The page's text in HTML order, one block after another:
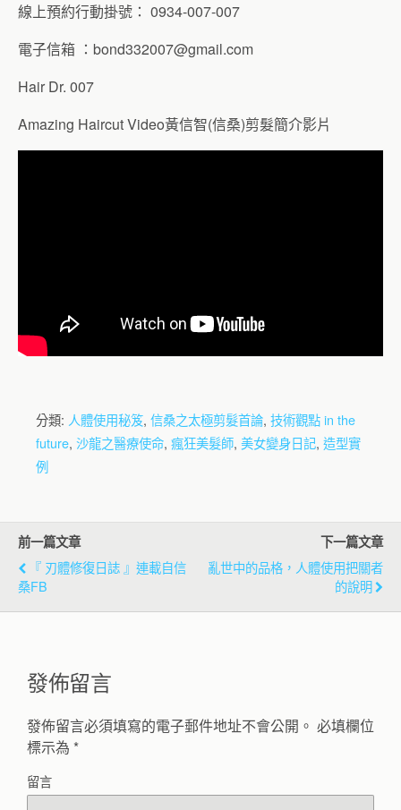
線上預約行動掛號： 0934-007-007
電子信箱 ： bond332007@gmail.com
Hair Dr. 007
Amazing Haircut Video黃信智(信桑)剪髮簡介影片
分類: 人體使用秘笈, 信桑之太極剪髮首論, 技術觀點 in the
future, 沙龍之醫療使命, 瘋狂美髮師, 美女變身日記, 造型實
例
前一篇文章
『 刃體修復日誌 』連載自信
桑FB
下一篇文章
亂世中的品格，人體使用把關者
的說明
發佈留言
發佈留言必須填寫的電子郵件地址不會公開。 必填欄位
標示為 *
留言